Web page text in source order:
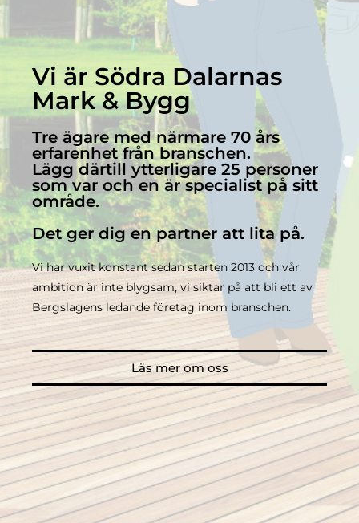
Vi är Södra Dalarnas
Mark & Bygg
Tre ägare med närmare 70 års
erfarenhet från branschen.
Lägg därtill ytterligare 25 personer
som var och en är specialist på sitt
område.
Det ger dig en partner att lita på.
Vi har vuxit konstant sedan starten 2013 och vår
ambition är inte blygsam, vi siktar på att bli ett av
Bergslagens ledande företag inom branschen.
Läs mer om oss